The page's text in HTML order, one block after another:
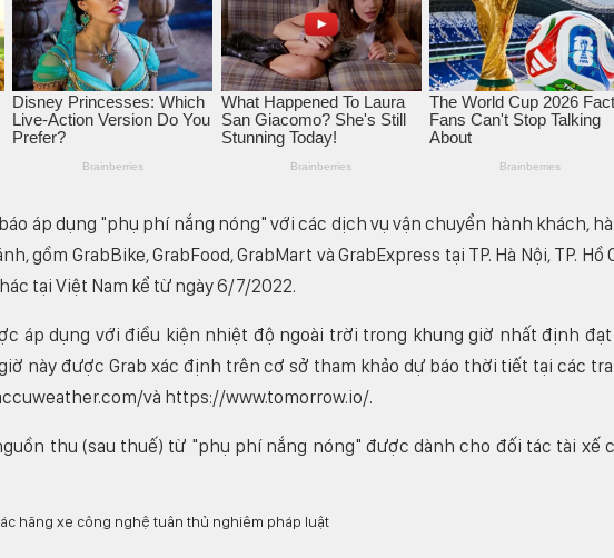
áp dụng "phụ phí nắng nóng" với các dịch vụ vận chuyển hành khách,
gồm GrabBike, GrabFood, GrabMart và GrabExpress tại TP. Hà Nội, TP. Hồ
tại Việt Nam kể từ ngày 6/7/2022.
áp dụng với điều kiện nhiệt độ ngoài trời trong khung giờ nhất định
này được Grab xác định trên cơ sở tham khảo dự báo thời tiết tại các
và https://www.tomorrow.io/.
thu (sau thuế) từ "phụ phí nắng nóng" được dành cho đối tác tài xế